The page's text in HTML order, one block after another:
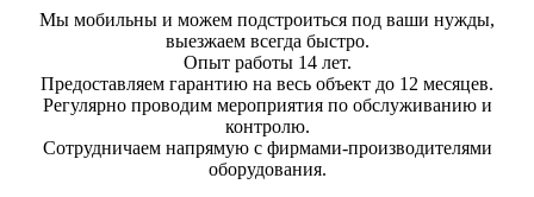
Мы мобильны и можем подстроиться под ваши нужды,
выезжаем всегда быстро.
Опыт работы 14 лет.
Предоставляем гарантию на весь объект до 12 месяцев.
Регулярно проводим мероприятия по обслуживанию и
контролю.
Сотрудничаем напрямую с фирмами-производителями
оборудования.